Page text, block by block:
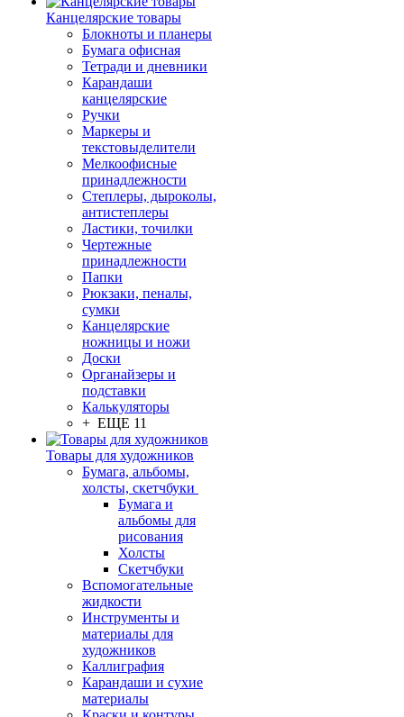
Канцелярские товары
Блокноты и планеры
Бумага офисная
Тетради и дневники
Карандаши
канцелярские
Ручки
Маркеры и
текстовыделители
Мелкоофисные
принадлежности
Степлеры, дыроколы,
антистеплеры
Ластики, точилки
Чертежные
принадлежности
Папки
Рюкзаки, пеналы,
сумки
Канцелярские
ножницы и ножи
Доски
Органайзеры и
подставки
Калькуляторы
+ ЕЩЕ 11
Товары для художников
Бумага, альбомы,
холсты, скетчбуки
Бумага и
альбомы для
рисования
Холсты
Скетчбуки
Вспомогательные
жидкости
Инструменты и
материалы для
художников
Каллиграфия
Карандаши и сухие
материалы